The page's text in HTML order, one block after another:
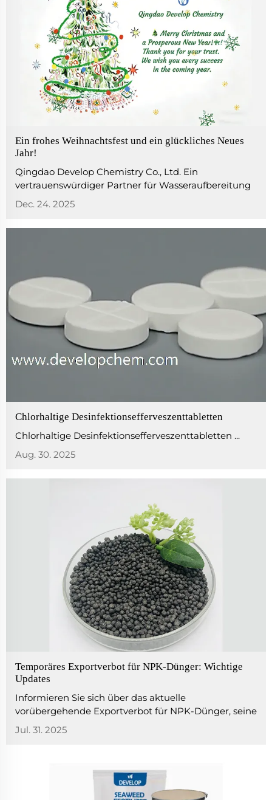
Ein frohes Weihnachtsfest und ein glückliches Neues
Jahr!
Qingdao Develop Chemistry Co., Ltd. Ein
vertrauenswürdiger Partner für Wasseraufbereitung
und Desinfektionslösungen seit 2005 Frohe
Während die Feiertagszeit Wärme, Freude und
Dec. 24. 2025
Chlorhaltige Desinfektionsefferveszenttabletten
Chlorhaltige Desinfektionsefferveszenttabletten ...
Aug. 30. 2025
Temporäres Exportverbot für NPK-Dünger: Wichtige
Updates
Informieren Sie sich über das aktuelle
vorübergehende Exportverbot für NPK-Dünger, seine
Auswirkungen auf die globale Lieferkette, die
Jul. 31. 2025